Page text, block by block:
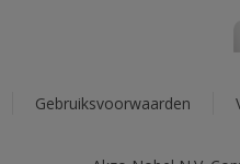
Gebruiksvoorwaarden